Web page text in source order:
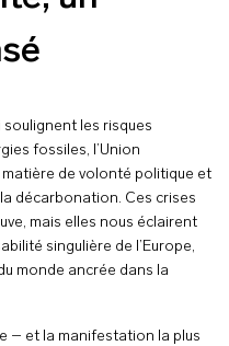
soulignent les risques
fossiles, l’Union
de volonté politique et
décarbonation. Ces crises
mais elles nous éclairent
singulière de l’Europe,
monde ancrée dans la
– et la manifestation la plus